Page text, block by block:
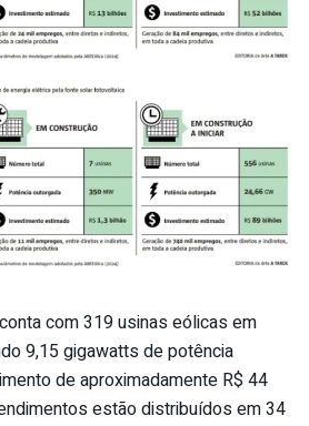
com 319 usinas eólicas em
9,15 gigawatts de potência
de aproximadamente R$ 44
estão distribuídos em 34